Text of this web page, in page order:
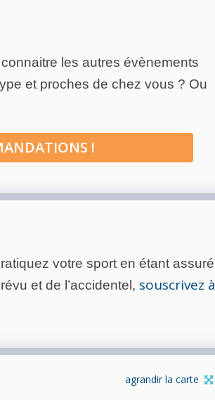
les autres évènements
et proches de chez vous ? Ou
!
votre sport en étant assuré
et de l’accidentel, souscrivez à
agrandir la carte